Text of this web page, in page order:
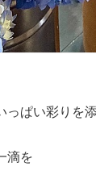
ぱい彩りを
滴を